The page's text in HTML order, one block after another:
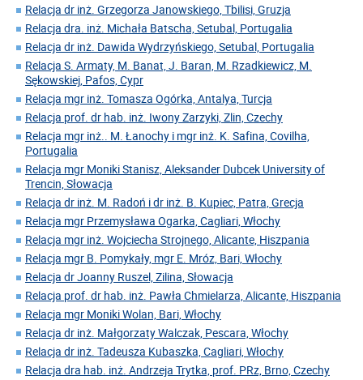
Relacja dr inż. Grzegorza Janowskiego, Tbilisi, Gruzja
Relacja dra. inż. Michała Batscha, Setubal, Portugalia
Relacja dr inż. Dawida Wydrzyńskiego, Setubal, Portugalia
Relacja S. Armaty, M. Banat, J. Baran, M. Rzadkiewicz, M.
Sękowskiej, Pafos, Cypr
Relacja mgr inż. Tomasza Ogórka, Antalya, Turcja
Relacja prof. dr hab. inż. Iwony Zarzyki, Zlin, Czechy
Relacja mgr inż.. M. Łanochy i mgr inż. K. Safina, Covilha,
Portugalia
Relacja mgr Moniki Stanisz, Aleksander Dubcek University of
Trencin, Słowacja
Relacja dr inż. M. Radoń i dr inż. B. Kupiec, Patra, Grecja
Relacja mgr Przemysława Ogarka, Cagliari, Włochy
Relacja mgr inż. Wojciecha Strojnego, Alicante, Hiszpania
Relacja mgr B. Pomykały, mgr E. Mróz, Bari, Włochy
Relacja dr Joanny Ruszel, Zilina, Słowacja
Relacja prof. dr hab. inż. Pawła Chmielarza, Alicante, Hiszpania
Relacja mgr Moniki Wolan, Bari, Włochy
Relacja dr inż. Małgorzaty Walczak, Pescara, Włochy
Relacja dr inż. Tadeusza Kubaszka, Cagliari, Włochy
Relacja dra hab. inż. Andrzeja Trytka, prof. PRz, Brno, Czechy